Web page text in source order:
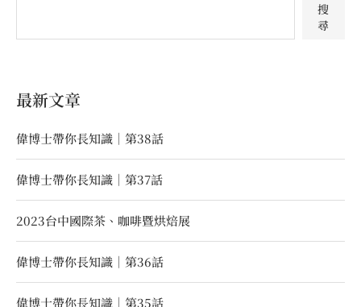
搜
尋
最新文章
偉博士帶你長知識｜第38話
偉博士帶你長知識｜第37話
2023台中國際茶、咖啡暨烘焙展
偉博士帶你長知識｜第36話
偉博士帶你長知識｜第35話